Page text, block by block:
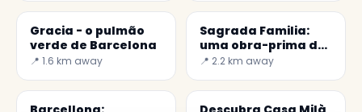
Gracia - o pulmão
verde de Barcelona
📍 1.6 km away
Sagrada Familia:
uma obra-prima de
Barcelona
📍 2.2 km away